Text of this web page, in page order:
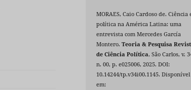
MORAES, Caio Cardoso de. Ciência
política na América Latina: uma
entrevista com Mercedes García
Montero.Teoria & Pesquisa
de Ciência Política, São Carlos, v.
n. 00, p. e025006, 2025. DOI:
10.14244/tp.v34i00.1145. Disponível
em: